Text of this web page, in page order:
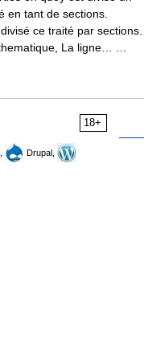
en tant de sections.
ce traité par sections.
La ligne… …
18+
Drupal,